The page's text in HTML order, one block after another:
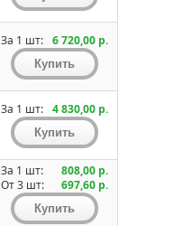
За 1 шт: 6 720,00 р.
За 1 шт: 4 830,00 р.
За 1 шт:
808,00 р.
От 3 шт:
697,60 р.